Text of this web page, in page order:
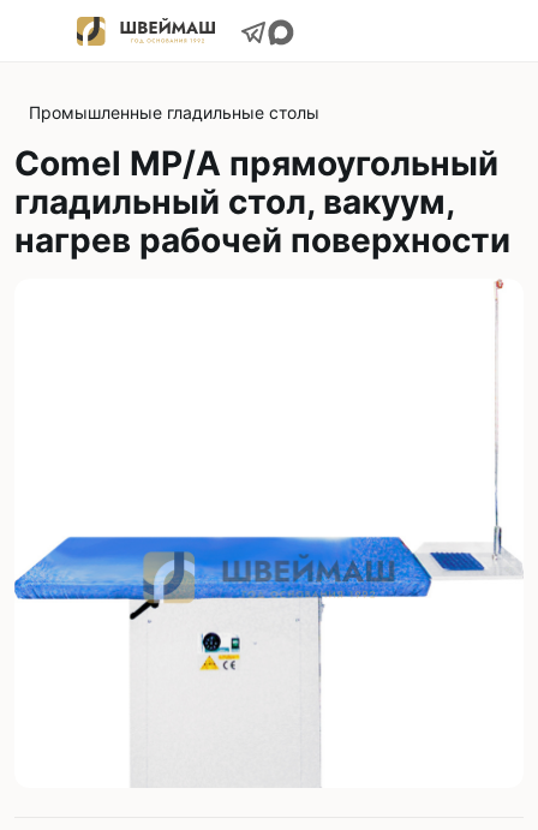
Промышленные гладильные столы
Comel MP/A прямоугольный
гладильный стол, вакуум,
нагрев рабочей поверхности